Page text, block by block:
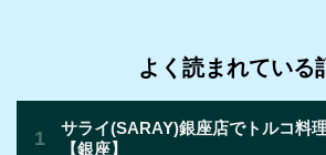
よく読まれている